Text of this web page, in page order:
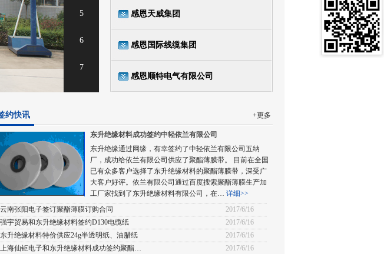
感恩天威集团
感恩国际线缆集团
感恩顺特电气有限公司
约快讯 +更多
东升绝缘材料成功签约中轻依兰有限公司
东升绝缘通过网缘，有幸签约了中轻依兰有限公司五纳
厂，成功给依兰有限公司供应了聚酯薄膜带。 目前在全国
已有众多客户选择了东升绝缘材料的聚酯薄膜带，深受广
大客户好评。依兰有限公司通过百度搜索聚酯薄膜生产加
工厂家找到了东升绝缘材料有限公司，在… 详细>>
云南张阳电子签订聚酯薄膜订购合同
2017/6/16
强宇贸易和东升绝缘材料签约D130电缆纸
2017/6/16
东升绝缘材料特价供应24g半透明纸、油腊纸
2017/6/16
上海仙钜电子和东升绝缘材料成功签约聚酯…
2017/6/16